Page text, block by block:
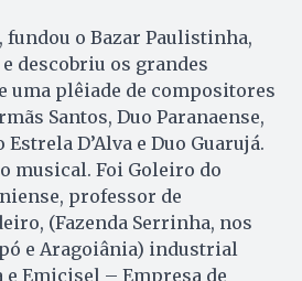
fundou o Bazar Paulistinha,
descobriu os grandes
uma plêiade de compositores
Santos, Duo Paranaense,
D’Alva e Duo Guarujá.
musical. Foi Goleiro do
professor de
(Fazenda Serrinha, nos
e Aragoiânia) industrial
e Emicisel – Empresa de